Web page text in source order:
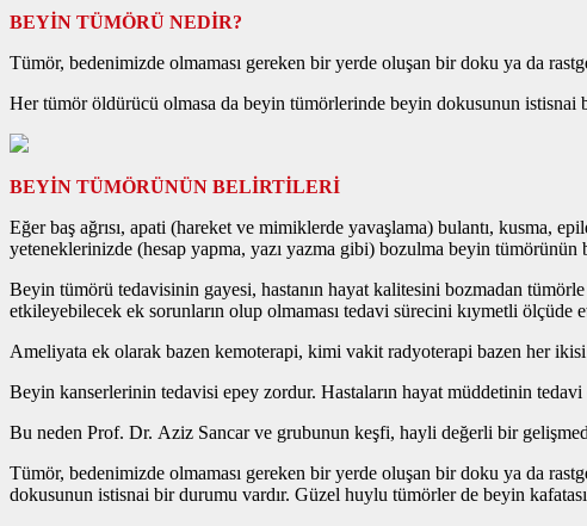
BEYİN TÜMÖRÜ NEDİR?
Tümör, bedenimizde olmaması gereken bir yerde oluşan bir doku ya da
Her tümör öldürücü olmasa da beyin tümörlerinde beyin dokusunun istisnai
BEYİN TÜMÖRÜNÜN BELİRTİLERİ
Eğer baş ağrısı, apati (hareket ve mimiklerde yavaşlama) bulantı, kusma,
yeteneklerinizde (hesap yapma, yazı yazma gibi) bozulma beyin
Beyin tümörü tedavisinin gayesi, hastanın hayat kalitesini bozmadan
etkileyebilecek ek sorunların olup olmaması tedavi sürecini kıymetli ölçüde
Ameliyata ek olarak bazen kemoterapi, kimi vakit radyoterapi bazen her ikisi
Beyin kanserlerinin tedavisi epey zordur. Hastaların hayat müddetinin
Bu neden Prof. Dr. Aziz Sancar ve grubunun keşfi, hayli değerli bir
Tümör, bedenimizde olmaması gereken bir yerde oluşan bir doku ya da
dokusunun istisnai bir durumu vardır. Güzel huylu tümörler de beyin